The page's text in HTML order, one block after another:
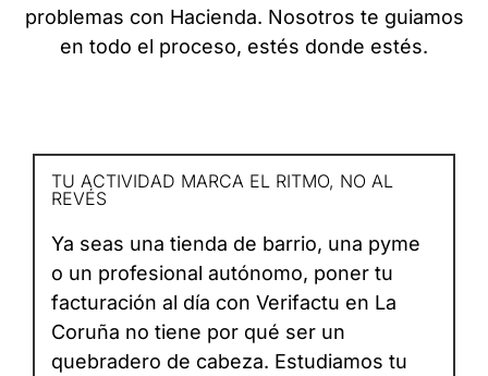
problemas con Hacienda. Nosotros te guiamos
en todo el proceso, estés donde estés.
TU ACTIVIDAD MARCA EL RITMO, NO AL
REVÉS
Ya seas una tienda de barrio, una pyme
o un profesional autónomo, poner tu
facturación al día con Verifactu en La
Coruña no tiene por qué ser un
quebradero de cabeza. Estudiamos tu